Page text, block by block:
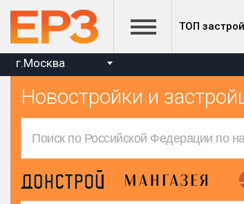
ТОП
г.Москва
Новостройки и